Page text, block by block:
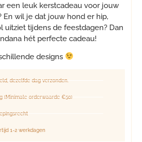
een leuk kerstcadeau voor jouw
En wil je dat jouw hond er hip,
uitziet tijdens de feestdagen? Dan
hét perfecte cadeau!
designs
dezelfde dag verzonden.
(Minimale orderwaarde €50)
1-2 werkdagen